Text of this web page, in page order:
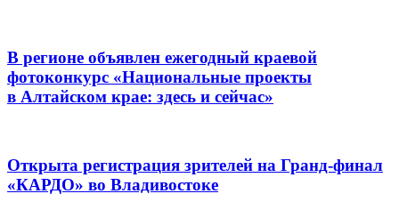
В регионе объявлен ежегодный краевой
фотоконкурс «Национальные проекты
в Алтайском крае: здесь и сейчас»
Открыта регистрация зрителей на Гранд-финал
«КАРДО» во Владивостоке